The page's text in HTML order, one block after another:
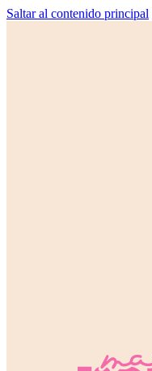
Saltar al contenido principal